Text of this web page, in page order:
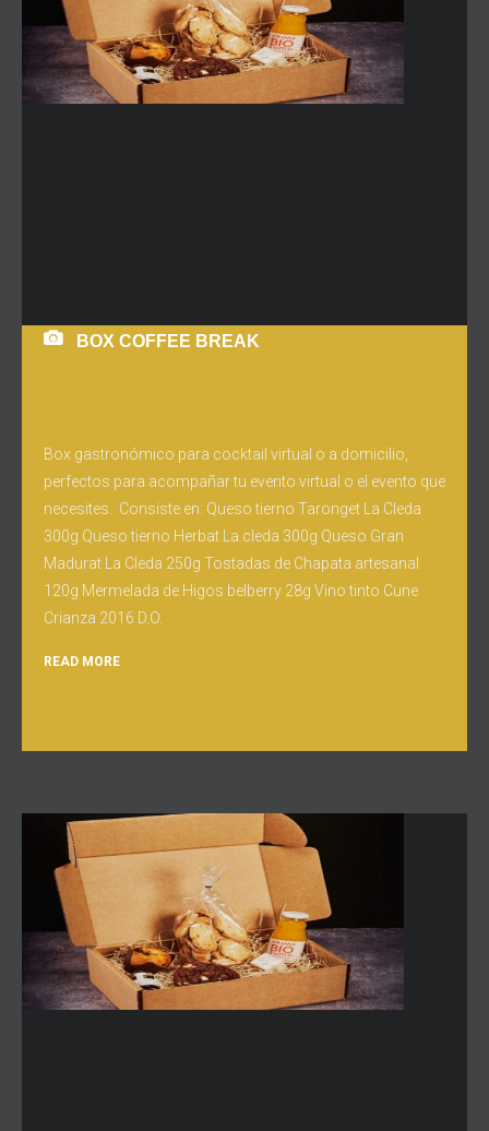
BOX COFFEE BREAK
Box gastronómico para cocktail virtual o a domicilio,
perfectos para acompañar tu evento virtual o el evento que
necesites. Consiste en: Queso tierno Taronget La Cleda
300g Queso tierno Herbat La cleda 300g Queso Gran
Madurat La Cleda 250g Tostadas de Chapata artesanal
120g Mermelada de Higos belberry 28g Vino tinto Cune
Crianza 2016 D.O.
READ MORE